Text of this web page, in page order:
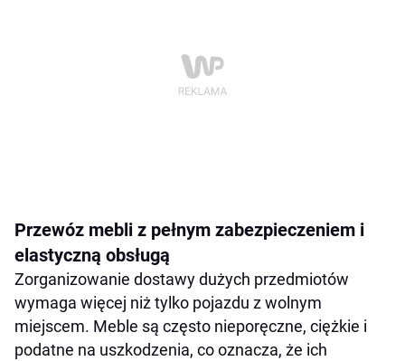
Przewóz mebli z pełnym zabezpieczeniem i
elastyczną obsługą
Zorganizowanie dostawy dużych przedmiotów
wymaga więcej niż tylko pojazdu z wolnym
miejscem. Meble są często nieporęczne, ciężkie i
podatne na uszkodzenia, co oznacza, że ich